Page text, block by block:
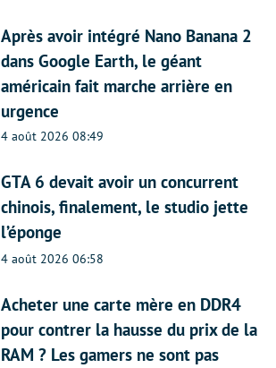
Après avoir intégré Nano Banana 2
dans Google Earth, le géant
américain fait marche arrière en
urgence
4 août 2026 08:49
GTA 6 devait avoir un concurrent
chinois, finalement, le studio jette
l’éponge
4 août 2026 06:58
Acheter une carte mère en DDR4
pour contrer la hausse du prix de la
RAM ? Les gamers ne sont pas